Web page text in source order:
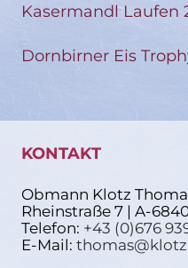
Kasermandl Laufen
Dornbirner Eis
KONTAKT
Obmann Klotz
Rheinstraße 7 | A-
Telefon: +43 (0)676
E-Mail: